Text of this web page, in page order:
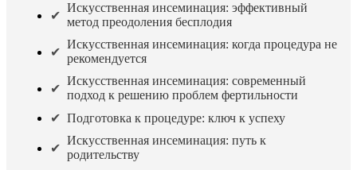
Искусственная инсеминация: эффективный
метод преодоления бесплодия
Искусственная инсеминация: когда процедура не
рекомендуется
Искусственная инсеминация: современный
подход к решению проблем фертильности
Подготовка к процедуре: ключ к успеху
Искусственная инсеминация: путь к
родительству